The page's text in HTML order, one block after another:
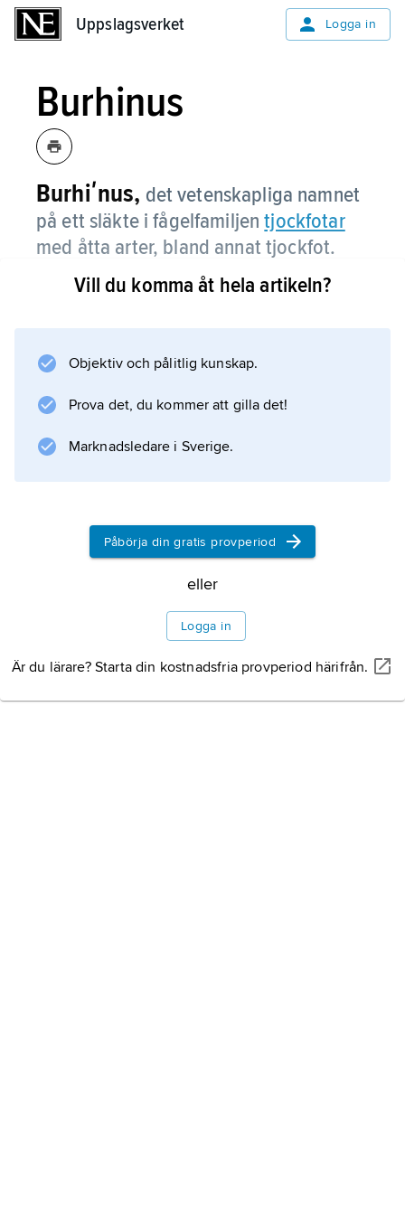
Uppslagsverket Logga in
Burhinus
Burhiʹnus, det vetenskapliga namnet
på ett släkte i fågelfamiljentjockfotar
med åtta arter, bland annat tjockfot.
Information om artikeln
Vill du komma åt hela artikeln?
Objektiv och pålitlig kunskap.
Prova det, du kommer att gilla det!
Marknadsledare i Sverige.
Påbörja din gratis provperiod
eller
Logga in
Är du lärare? Starta din kostnadsfria provperiod härifrån.